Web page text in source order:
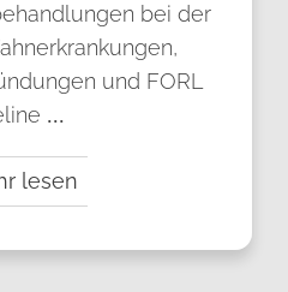
bei der
und FORL
...
lesen